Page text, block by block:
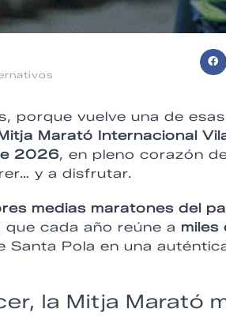
porque vuelve una de
Marató Internacional
2026, en pleno corazón
y a disfrutar.
medias maratones del
cada año reúne a miles
Pola en una
la Mitja Marató